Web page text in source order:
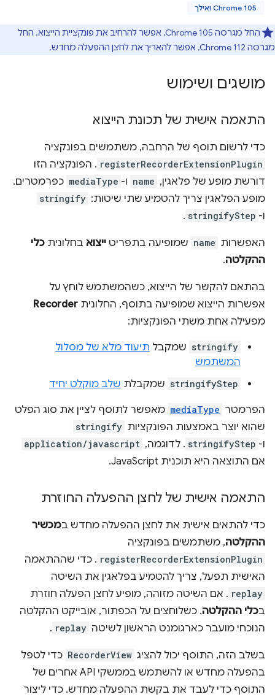
Chrome 105 ואילך
החל מגרסה Chrome 105, אפשר להרחיב את פונקציית הייצוא. החל
מגרסה Chrome 112, אפשר להאריך את לחצן ההפעלה מחדש.
מושגים ושימוש
התאמה אישית של תכונת הייצוא
כדי לרשום תוסף של הרחבה, משתמשים בפונקציה
registerRecorderExtensionPlugin . הפונקציה הזו
דורשת מופע של פלאגין, name ו- mediaType כפרמטרים.
מופע הפלאגין צריך להטמיע שתי שיטות: stringify
ו- stringifyStep
.
האפשרות name שמופיעה בתפריט ייצוא בחלונית כלי
ההקלטה.
בהתאם להקשר של הייצוא, כשהמשתמש לוחץ על
אפשרות הייצוא שמופיעה בתוסף, החלונית Recorder
מפעילה אחת משתי הפונקציות:
stringify שמקבל תיעוד מלא של מסלול
המשתמש
stringifyStep שמקבלת שלב מוקלט יחיד
הפרמטר mediaType מאפשר לתוסף לציין את סוג הפלט
שהוא יוצר באמצעות הפונקציות stringify
ו- stringifyStep . לדוגמה, application/javascript
אם התוצאה היא תוכנית JavaScript.
התאמה אישית של לחצן ההפעלה החוזרת
כדי להתאים אישית את לחצן ההפעלה מחדש במכשיר
ההקלטה, משתמשים בפונקציה
registerRecorderExtensionPlugin . כדי שההתאמה
האישית תפעל, צריך להטמיע בפלאגין את השיטה
replay . אם השיטה מזוהה, מופיע לחצן הפעלה חוזרת
בכלי ההקלטה. כשלוחצים על הכפתור, אובייקט ההקלטה
הנוכחי מועבר כארגומנט הראשון לשיטה replay
.
בשלב הזה, התוסף יכול להציג RecorderView כדי לטפל
בהפעלה מחדש או להשתמש בממשקי API אחרים של
התוסף כדי לעבד את בקשת ההפעלה מחדש. כדי ליצור